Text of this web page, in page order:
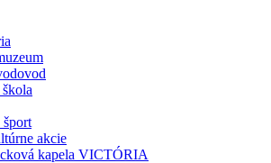
akcie
kapela VICTÓRIA